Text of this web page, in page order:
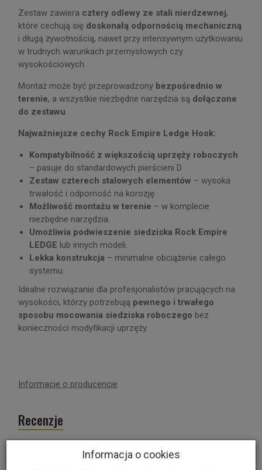
Zestaw zawiera cztery odlewy ze stali nierdzewnej,
które cechują się doskonałą odpornością mechaniczną
i długą żywotnością, nawet przy intensywnym użytkowaniu
w trudnych warunkach przemysłowych czy
wysokościowych.
Montaż może być przeprowadzony bezpośrednio w
terenie, a wszystkie niezbędne narzędzia są dołączone
do zestawu.
Najważniejsze cechy Rock Empire Ledge Hook:
Kompatybilność z większością uprzęży roboczych
– pasuje do standardowych pierścieni D.
Zestaw czterech stalowych elementów – wysoka
trwałość i odporność na korozję.
Możliwość montażu w terenie – w komplecie
niezbędne narzędzia.
Umożliwia podwieszenie siedziska Rock Empire
LEDGE lub innych modeli.
Lekka konstrukcja – minimalne obciążenie całego
systemu.
Idealne rozwiązanie dla profesjonalistów pracujących na
wysokości, którzy potrzebują pewnego i trwałego
sposobu mocowania siedziska roboczego bez
konieczności modyfikacji uprzęży.
Informacje o producencie
Recenzje
Produkt nie posiada recenzji. Dodaj recenzję
W ostatnich 7 dniach produktem interesują się
Informacja o cookies